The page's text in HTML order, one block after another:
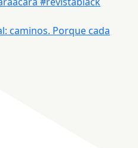
caminos. Porque cada